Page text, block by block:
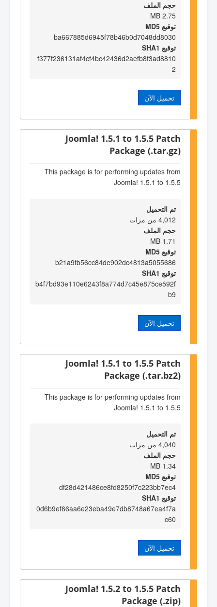
حجم الملف
2.75 MB
توقيع MD5
ba667885d6945f78b46b0d7048dd8030
توقيع SHA1
f377f236131af4cf4bc42436d2aefb8f3ad8810
2
تحميل الآن
Joomla! 1.5.1 to 1.5.5 Patch
Package (.tar.gz)
This package is for performing updates from
Joomla! 1.5.1 to 1.5.5
تم التحميل
4,012 من مرات
حجم الملف
1.71 MB
توقيع MD5
b21a9fb56cc84de902dc4813a5055686
توقيع SHA1
b4f7bd93e110e6243f8a774d7c45e875ce592f
b9
تحميل الآن
Joomla! 1.5.1 to 1.5.5 Patch
Package (.tar.bz2)
This package is for performing updates from
Joomla! 1.5.1 to 1.5.5
تم التحميل
4,040 من مرات
حجم الملف
1.34 MB
توقيع MD5
df28d421486ce8fd8250f7c223bb7ec4
توقيع SHA1
0d6b9ef66aa6e23eba49e7db8748a67ea4f7a
c60
تحميل الآن
Joomla! 1.5.2 to 1.5.5 Patch
Package (.zip)